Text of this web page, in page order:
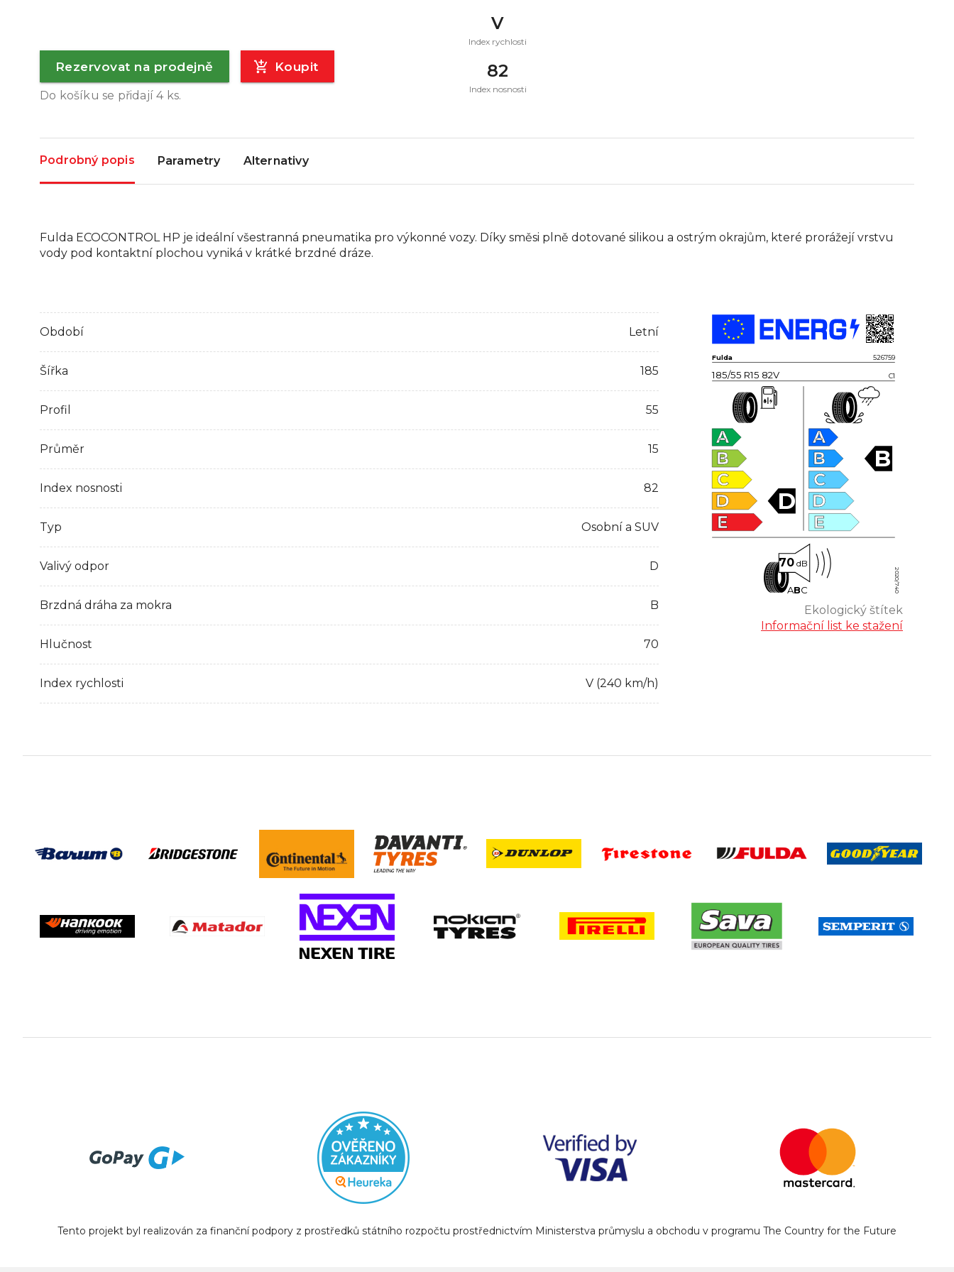
Rezervovat na prodejně Koupit
Do košíku se přidají4ks.
V
Index rychlosti
82
Index nosnosti
Podrobný popis Parametry Alternativy
Fulda ECOCONTROL HP je ideální všestranná pneumatika pro výkonné vozy. Díky směsi plně dotované silikou a ostrým okrajům, které prorážejí vrstvu
vody pod kontaktní plochou vyniká v krátké brzdné dráze.
Období Letní
Šířka 185
Profil 55
Průměr 15
Index nosnosti 82
Typ Osobní a SUV
Valivý odpor D
Brzdná dráha za mokra B
Hlučnost 70
Index rychlosti V (240 km/h)
Fulda 526759
185/55 R15 82V C1
A
B
C
D
E
D
A
B
C
D
E
B
70 dB
ABC 2020/740
Ekologický štítek
Informační list ke stažení
Tento projekt byl realizován za finanční podpory z prostředků státního rozpočtu prostřednictvím Ministerstva průmyslu a obchodu v programu The Country for the Future